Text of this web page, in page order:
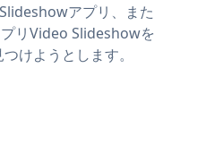
アプリ、また
リVideo Slideshowを
けようとします。